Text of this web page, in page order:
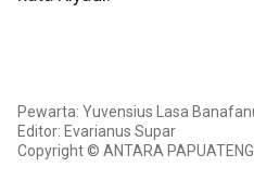
Pewarta: Yuvensius Lasa
Editor: Evarianus Supar
Copyright © ANTARA